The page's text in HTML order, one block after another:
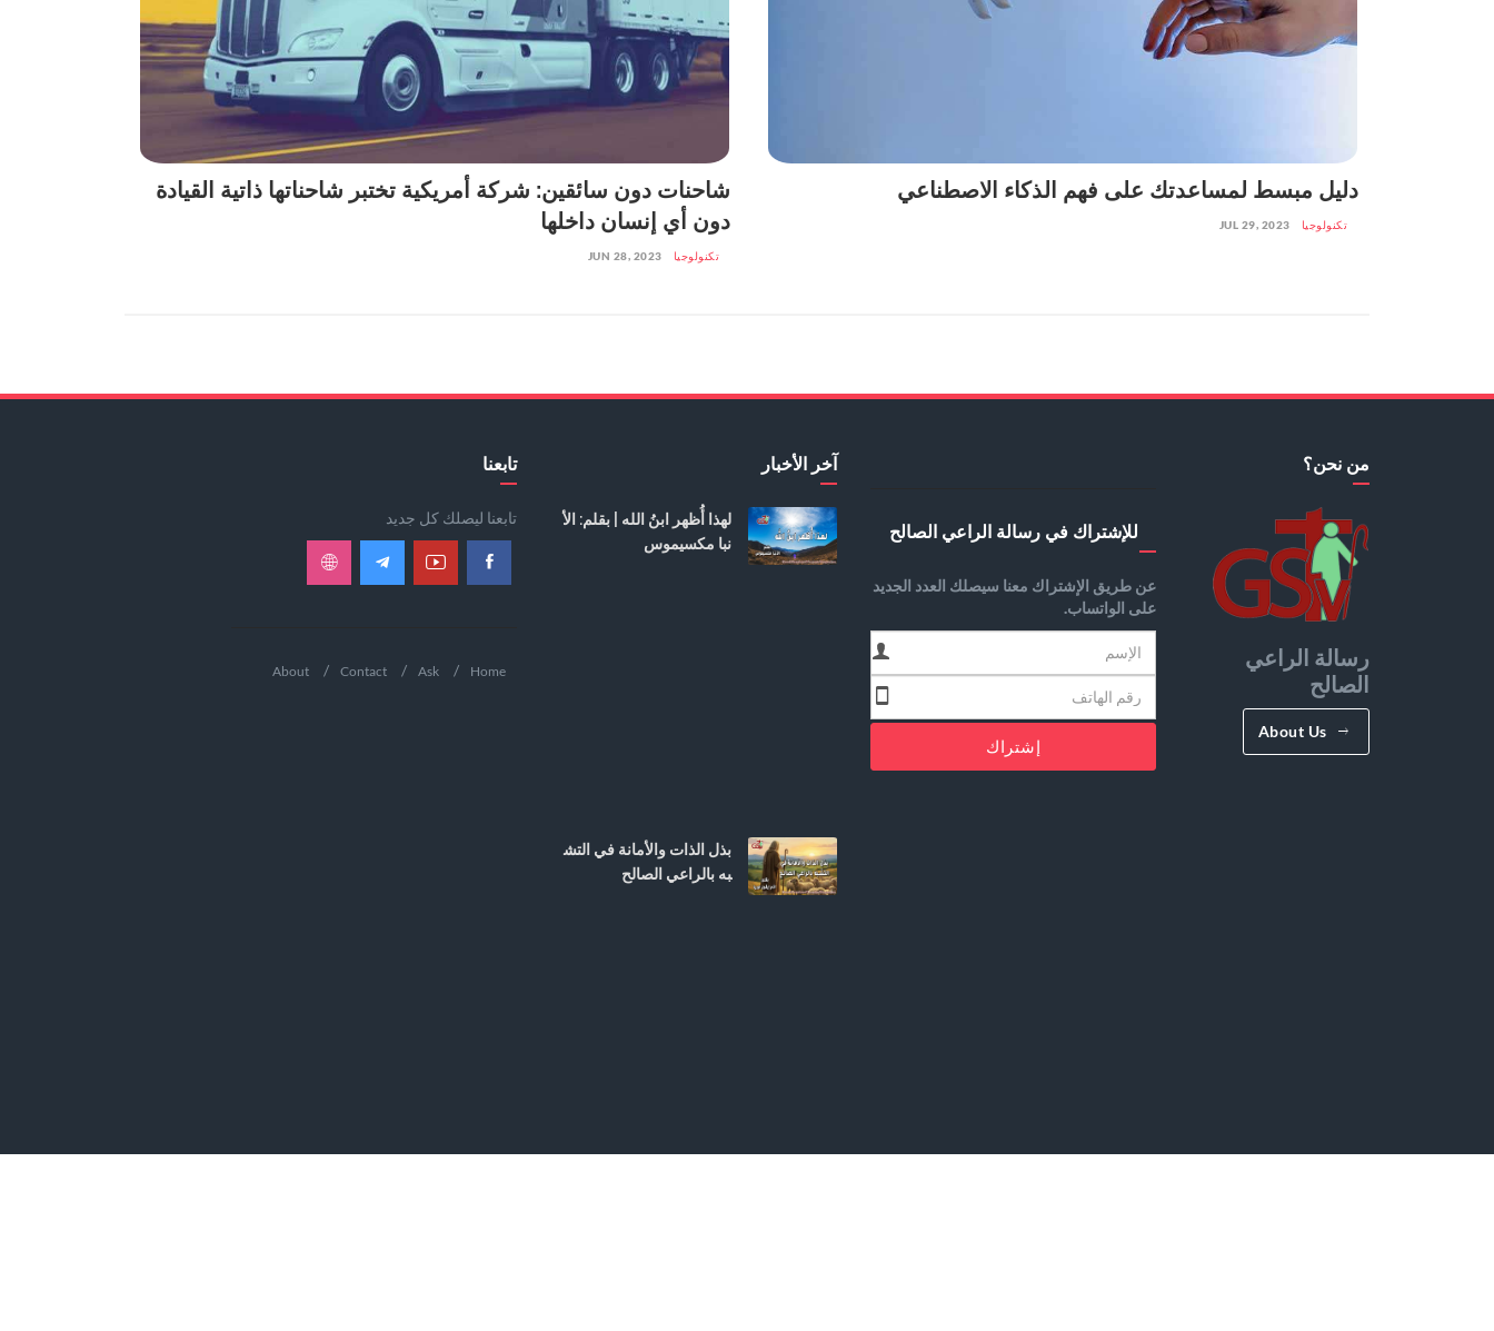
دليل مبسط لمساعدتك على فهم الذكاء الاصطناعي
تكنولوجيا JUL 29, 2023
شاحنات دون سائقين: شركة أمريكية تختبر شاحناتها ذاتية القيادة
دون أي إنسان داخلها
تكنولوجيا JUN 28, 2023
من نحن؟
رسالة الراعي
الصالح
About Us
للإشتراك في رسالة الراعي الصالح
عن طريق الإشتراك معنا سيصلك العدد الجديد
على الواتساب.
إشتراك
آخر الأخبار
لهذا أُظهر ابنُ الله | بقلم: الأ
نبا مكسيموس
بذل الذات والأمانة في التش
به بالراعي الصالح
تابعنا
تابعنا ليصلك كل جديد
Home
Ask
Contact
About